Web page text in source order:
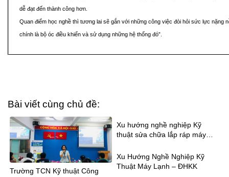
dễ đạt đến thành công hơn.
Quan điểm học nghề thì tương lai sẽ gắn với những công việc đòi hỏi sức lực
chính là bộ óc điều khiển và sử dụng những hệ thống đó”.
Bài viết cùng chủ đề:
Trường TCN Kỹ thuật Công
Xu hướng nghề nghiệp Kỹ
thuật sửa chữa lắp ráp máy
Xu Hướng Nghề Nghiệp Kỹ
Thuật Máy Lạnh – ĐHKK